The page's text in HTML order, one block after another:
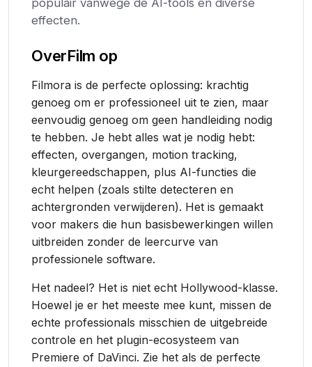
populair vanwege de AI-tools en diverse
effecten.
OverFilm op
Filmora is de perfecte oplossing: krachtig
genoeg om er professioneel uit te zien, maar
eenvoudig genoeg om geen handleiding nodig
te hebben. Je hebt alles wat je nodig hebt:
effecten, overgangen, motion tracking,
kleurgereedschappen, plus AI-functies die
echt helpen (zoals stilte detecteren en
achtergronden verwijderen). Het is gemaakt
voor makers die hun basisbewerkingen willen
uitbreiden zonder de leercurve van
professionele software.
Het nadeel? Het is niet echt Hollywood-klasse.
Hoewel je er het meeste mee kunt, missen de
echte professionals misschien de uitgebreide
controle en het plugin-ecosysteem van
Premiere of DaVinci. Zie het als de perfecte